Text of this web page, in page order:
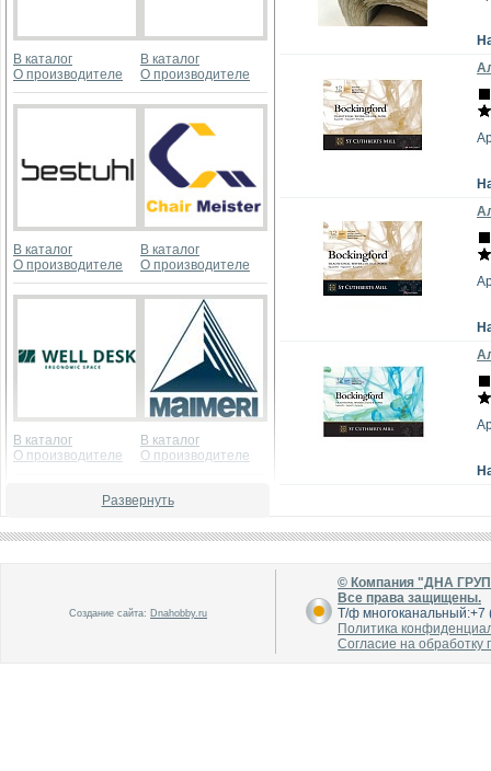
В каталог
О производителе
В каталог
О производителе
В каталог
О производителе
В каталог
О производителе
В каталог
О производителе
В каталог
О производителе
Развернуть
Создание сайта: Dnahobby.ru
© Компания "ДНА
Все права защищены.
Т/ф
Политика
Согласие на